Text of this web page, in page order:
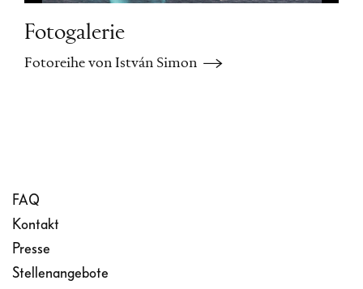
Fotogalerie
Fotoreihe von István Simon
FAQ
Kontakt
Presse
Stellenangebote